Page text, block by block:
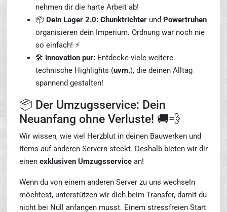
nehmen dir die harte Arbeit ab!
📦 Dein Lager 2.0: Chunktrichter und Powertruhen
organisieren dein Imperium. Ordnung war noch nie
so einfach! ⚡
🛠️ Innovation pur: Entdecke viele weitere
technische Highlights (uvm.), die deinen Alltag
spannend gestalten!
📦 Der Umzugsservice: Dein
Neuanfang ohne Verluste! 🚚💨
Wir wissen, wie viel Herzblut in deinen Bauwerken und
Items auf anderen Servern steckt. Deshalb bieten wir dir
einen exklusiven Umzugsservice an!
Wenn du von einem anderen Server zu uns wechseln
möchtest, unterstützen wir dich beim Transfer, damit du
nicht bei Null anfangen musst. Einem stressfreien Start